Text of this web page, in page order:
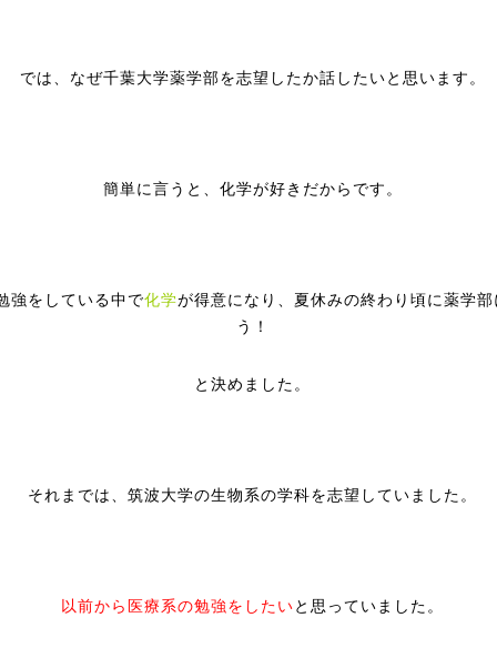
では、なぜ千葉大学薬学部を志望したか話したいと思います。
簡単に言うと、化学が好きだからです。
強をしている中で化学が得意になり、夏休みの終わり頃に薬学
う！
と決めました。
それまでは、筑波大学の生物系の学科を志望していました。
以前から医療系の勉強をしたいと思っていました。